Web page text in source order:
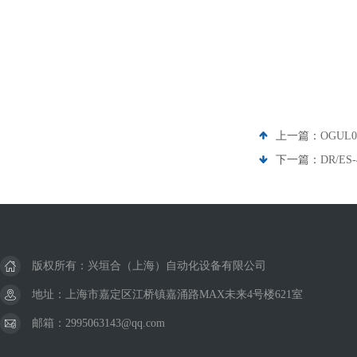
上一篇：
下一篇： DR/
版权所有：兴垣合（上海）自动化设备有限公司
地址：上海市嘉定区江桥镇嘉涌路MAX未来4号楼621室
邮箱：2995063143@qq.com